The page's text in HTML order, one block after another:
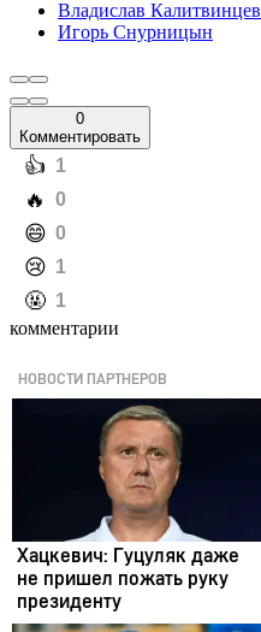
Владислав Калитвинцев
Игорь Снурницын
0
Комментировать
️👍 1
️🔥 0
️😄 0
️😢 1
️🤬 1
комментарии